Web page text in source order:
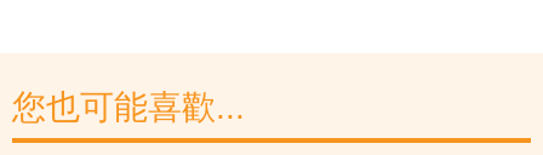
您也可能喜歡...